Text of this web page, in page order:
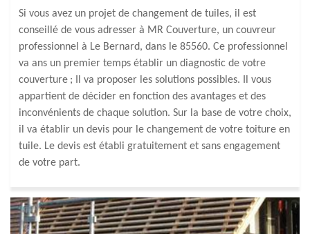
Si vous avez un projet de changement de tuiles, il est
conseillé de vous adresser à MR Couverture, un couvreur
professionnel à Le Bernard, dans le 85560. Ce professionnel
va ans un premier temps établir un diagnostic de votre
couverture ; Il va proposer les solutions possibles. Il vous
appartient de décider en fonction des avantages et des
inconvénients de chaque solution. Sur la base de votre choix,
il va établir un devis pour le changement de votre toiture en
tuile. Le devis est établi gratuitement et sans engagement
de votre part.